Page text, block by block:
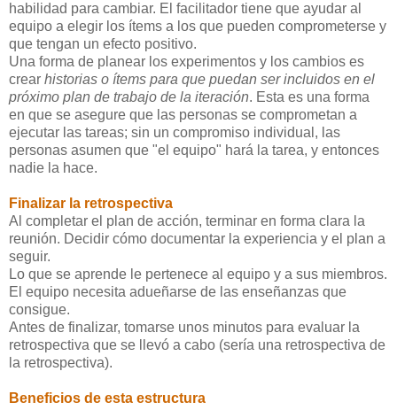
habilidad para cambiar. El facilitador tiene que ayudar al
equipo a elegir los ítems a los que pueden comprometerse y
que tengan un efecto positivo.
Una forma de planear los experimentos y los cambios es
crear historias o ítems para que puedan ser incluidos en el
próximo plan de trabajo de la iteración. Esta es una forma
en que se asegure que las personas se comprometan a
ejecutar las tareas; sin un compromiso individual, las
personas asumen que "el equipo" hará la tarea, y entonces
nadie la hace.
Finalizar la retrospectiva
Al completar el plan de acción, terminar en forma clara la
reunión. Decidir cómo documentar la experiencia y el plan a
seguir.
Lo que se aprende le pertenece al equipo y a sus miembros.
El equipo necesita adueñarse de las enseñanzas que
consigue.
Antes de finalizar, tomarse unos minutos para evaluar la
retrospectiva que se llevó a cabo (sería una retrospectiva de
la retrospectiva).
Beneficios de esta estructura